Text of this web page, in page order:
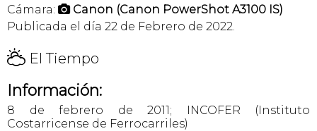
Cámara:  Canon (Canon PowerShot A3100 IS)
Publicada el día 22 de Febrero de 2022.
H El Tiempo
Información:
8 de febrero de 2011; INCOFER (Instituto
Costarricense de Ferrocarriles)